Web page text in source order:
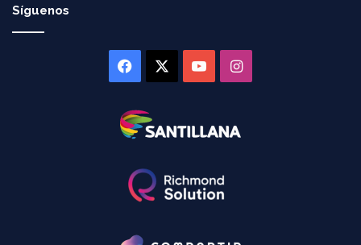
Síguenos
Facebook YouTubeInstagram